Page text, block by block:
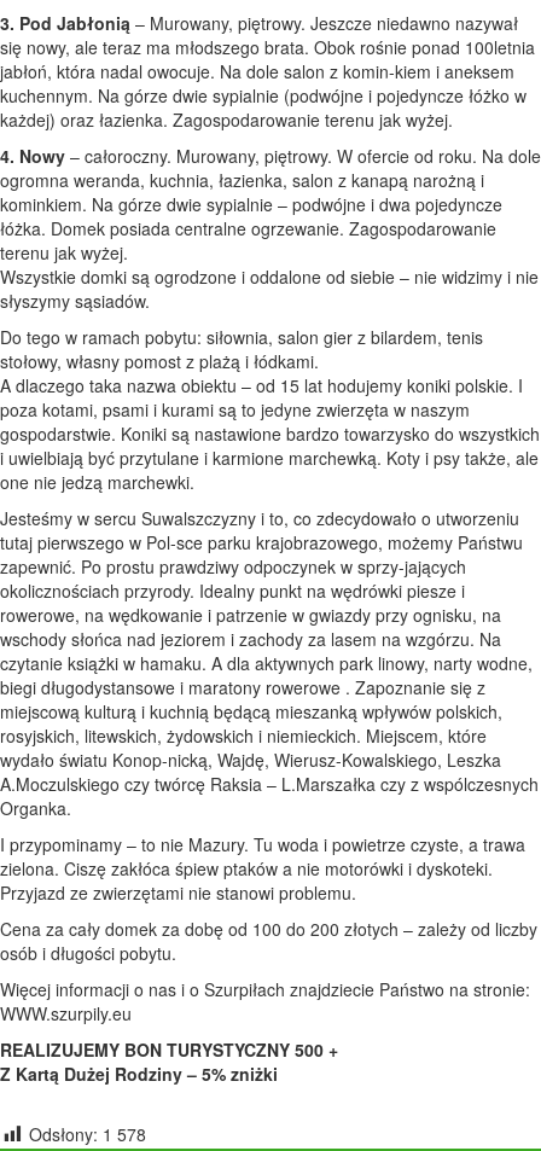
3. Pod Jabłonią – Murowany, piętrowy. Jeszcze niedawno nazywał
się nowy, ale teraz ma młodszego brata. Obok rośnie ponad 100letnia
jabłoń, która nadal owocuje. Na dole salon z komin-kiem i aneksem
kuchennym. Na górze dwie sypialnie (podwójne i pojedyncze łóżko w
każdej) oraz łazienka. Zagospodarowanie terenu jak wyżej.
4. Nowy – całoroczny. Murowany, piętrowy. W ofercie od roku. Na dole
ogromna weranda, kuchnia, łazienka, salon z kanapą narożną i
kominkiem. Na górze dwie sypialnie – podwójne i dwa pojedyncze
łóżka. Domek posiada centralne ogrzewanie. Zagospodarowanie
terenu jak wyżej.
Wszystkie domki są ogrodzone i oddalone od siebie – nie widzimy i nie
słyszymy sąsiadów.
Do tego w ramach pobytu: siłownia, salon gier z bilardem, tenis
stołowy, własny pomost z plażą i łódkami.
A dlaczego taka nazwa obiektu – od 15 lat hodujemy koniki polskie. I
poza kotami, psami i kurami są to jedyne zwierzęta w naszym
gospodarstwie. Koniki są nastawione bardzo towarzysko do wszystkich
i uwielbiają być przytulane i karmione marchewką. Koty i psy także, ale
one nie jedzą marchewki.
Jesteśmy w sercu Suwalszczyzny i to, co zdecydowało o utworzeniu
tutaj pierwszego w Pol-sce parku krajobrazowego, możemy Państwu
zapewnić. Po prostu prawdziwy odpoczynek w sprzy-jających
okolicznościach przyrody. Idealny punkt na wędrówki piesze i
rowerowe, na wędkowanie i patrzenie w gwiazdy przy ognisku, na
wschody słońca nad jeziorem i zachody za lasem na wzgórzu. Na
czytanie książki w hamaku. A dla aktywnych park linowy, narty wodne,
biegi długodystansowe i maratony rowerowe . Zapoznanie się z
miejscową kulturą i kuchnią będącą mieszanką wpływów polskich,
rosyjskich, litewskich, żydowskich i niemieckich. Miejscem, które
wydało światu Konop-nicką, Wajdę, Wierusz-Kowalskiego, Leszka
A.Moczulskiego czy twórcę Raksia – L.Marszałka czy z wspólczesnych
Organka.
I przypominamy – to nie Mazury. Tu woda i powietrze czyste, a trawa
zielona. Ciszę zakłóca śpiew ptaków a nie motorówki i dyskoteki.
Przyjazd ze zwierzętami nie stanowi problemu.
Cena za cały domek za dobę od 100 do 200 złotych – zależy od liczby
osób i długości pobytu.
Więcej informacji o nas i o Szurpiłach znajdziecie Państwo na stronie:
WWW.szurpily.eu
REALIZUJEMY BON TURYSTYCZNY 500 +
Z Kartą Dużej Rodziny – 5% zniżki
Odsłony: 1 578